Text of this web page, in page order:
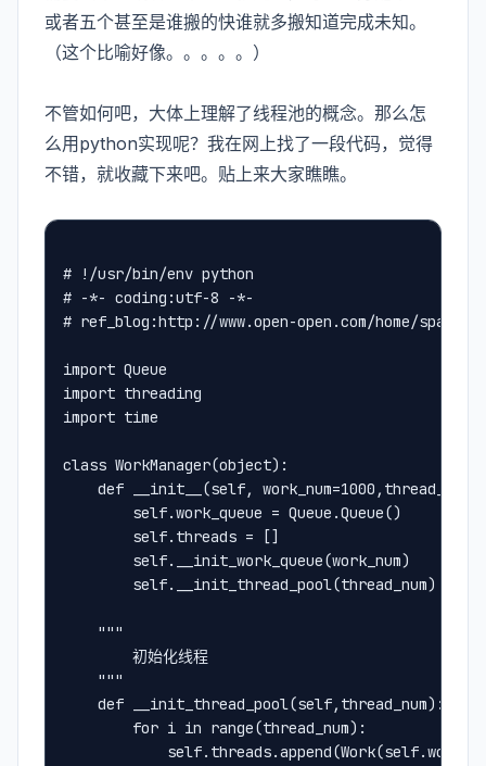
或者五个甚至是谁搬的快谁就多搬知道完成未知。
（这个比喻好像。。。。。）
不管如何吧，大体上理解了线程池的概念。那么怎
么用python实现呢？我在网上找了一段代码，觉得
不错，就收藏下来吧。贴上来大家瞧瞧。
# !/usr/bin/env python
# -*- coding:utf-8 -*-
# ref_blog:http://www.open-open.com/home/space-
import Queue
import threading
import time
class WorkManager(object):
def __init__(self,
        self.work_queue = Queue.Queue()
        self.threads = []
        self.__init_work_queue(work_num)
        self.__init_thread_pool(thread_num)
    """
        初始化线程
    """
    def __init_thread_pool(self,thread_num):
        for i in range(thread_num):